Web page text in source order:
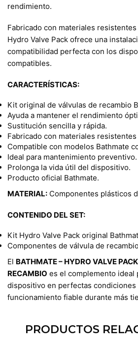
rendimiento.
Fabricado con materiales
Hydro Valve Pack ofrece una
compatibilidad perfecta con los
compatibles.
CARACTERÍSTICAS:
Kit original de válvulas de recambio
Ayuda a mantener el rendimiento
Sustitución sencilla y rápida.
Fabricado con materiales
Compatible con modelos Bathmate
Ideal para mantenimiento preventivo.
Prolonga la vida útil del dispositivo.
Producto oficial Bathmate.
MATERIAL: Componentes plásticos
CONTENIDO DEL SET:
Kit Hydro Valve Pack original
Componentes de válvula de
El BATHMATE – HYDRO VALVE
RECAMBIO es el complemento ideal
dispositivo en perfectas condiciones
funcionamiento fiable durante más
PRODUCTOS